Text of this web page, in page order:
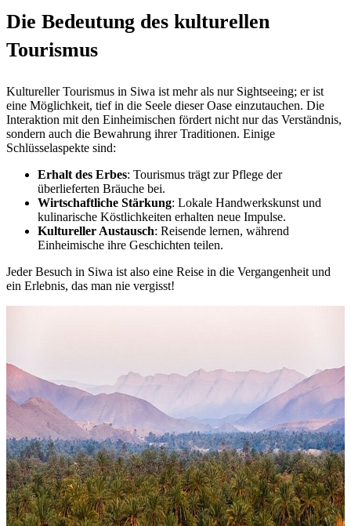
Die Bedeutung des kulturellen
Tourismus
Kultureller Tourismus in Siwa ist mehr als nur Sightseeing; er ist
eine Möglichkeit, tief in die Seele dieser Oase einzutauchen. Die
Interaktion mit den Einheimischen fördert nicht nur das Verständnis,
sondern auch die Bewahrung ihrer Traditionen. Einige
Schlüsselaspekte sind:
Erhalt des Erbes: Tourismus trägt zur Pflege der
überlieferten Bräuche bei.
Wirtschaftliche Stärkung: Lokale Handwerkskunst und
kulinarische Köstlichkeiten erhalten neue Impulse.
Kultureller Austausch: Reisende lernen, während
Einheimische ihre Geschichten teilen.
Jeder Besuch in Siwa ist also eine Reise in die Vergangenheit und
ein Erlebnis, das man nie vergisst!